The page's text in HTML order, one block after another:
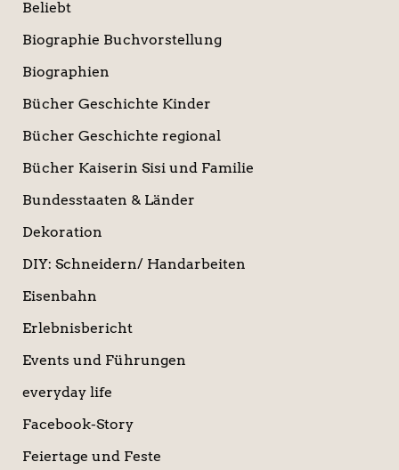
Beliebt
Biographie Buchvorstellung
Biographien
Bücher Geschichte Kinder
Bücher Geschichte regional
Bücher Kaiserin Sisi und Familie
Bundesstaaten & Länder
Dekoration
DIY: Schneidern/ Handarbeiten
Eisenbahn
Erlebnisbericht
Events und Führungen
everyday life
Facebook-Story
Feiertage und Feste